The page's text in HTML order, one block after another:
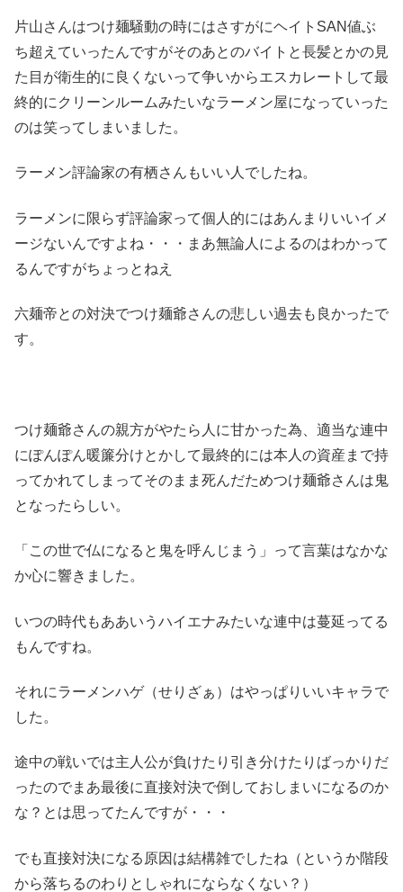
片山さんはつけ麺騒動の時にはさすがにヘイトSAN値ぶ
ち超えていったんですがそのあとのバイトと長髪とかの見
た目が衛生的に良くないって争いからエスカレートして最
終的にクリーンルームみたいなラーメン屋になっていった
のは笑ってしまいました。
ラーメン評論家の有栖さんもいい人でしたね。
ラーメンに限らず評論家って個人的にはあんまりいいイメ
ージないんですよね・・・まあ無論人によるのはわかって
るんですがちょっとねえ
六麺帝との対決でつけ麺爺さんの悲しい過去も良かったで
す。
つけ麺爺さんの親方がやたら人に甘かった為、適当な連中
にぽんぽん暖簾分けとかして最終的には本人の資産まで持
ってかれてしまってそのまま死んだためつけ麺爺さんは鬼
となったらしい。
「この世で仏になると鬼を呼んじまう」って言葉はなかな
か心に響きました。
いつの時代もああいうハイエナみたいな連中は蔓延ってる
もんですね。
それにラーメンハゲ（せりざぁ）はやっぱりいいキャラで
した。
途中の戦いでは主人公が負けたり引き分けたりばっかりだ
ったのでまあ最後に直接対決で倒しておしまいになるのか
な？とは思ってたんですが・・・
でも直接対決になる原因は結構雑でしたね（というか階段
から落ちるのわりとしゃれにならなくない？）